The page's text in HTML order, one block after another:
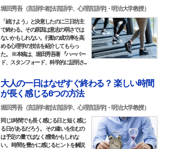
堀田秀吾（言語学者[法言語学、心理言語学]・明治大学教授）
「続けよう」と決意したのに三日坊主
で終わる。その原因は意志の弱さでは
ないかもしれない。行動の成功率を高
める心理学の技法を紹介してもらっ
た。 ※本稿は、堀田秀吾著 『ハーバー
ド、スタンフォード、科学的に証明さ...
大人の一日はなぜすぐ終わる？ 楽しい時間
が長く感じる6つの方法
堀田秀吾（言語学者[法言語学、心理言語学]・明治大学教授）
同じ1時間でも長く感じる日と短く感じ
る日があるだろう。 その違いを生むの
は予定の量ではなく感情かもしれな
い。 時間を豊かに感じるヒントを解説